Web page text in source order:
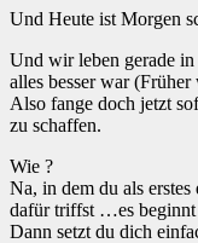
Und Heute ist Morgen
Und wir leben gerade
alles besser war
Also fange doch jetzt
zu schaffen.
Wie ?
Na, in dem du als
dafür triffst …es
Dann setzt du dich